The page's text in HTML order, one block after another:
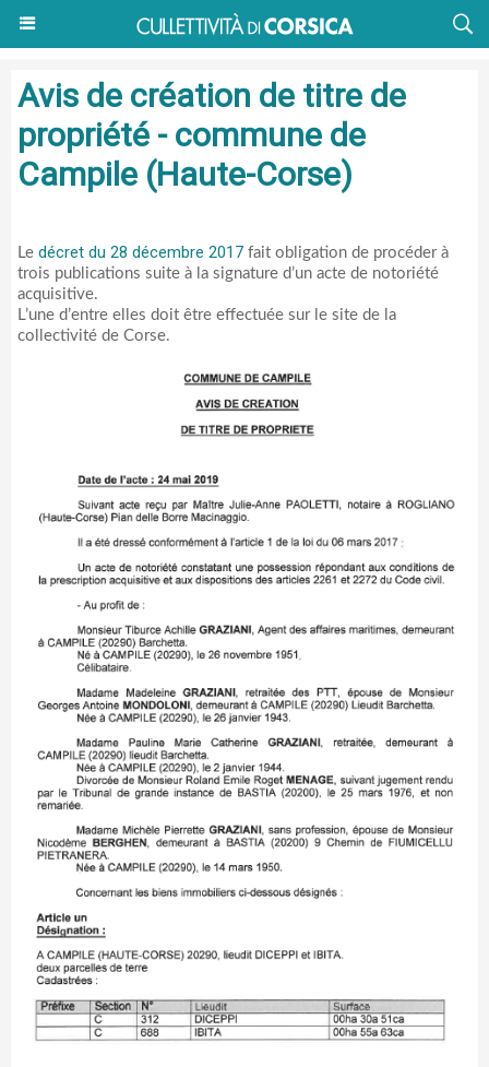
Avis de création de titre de
propriété - commune de
Campile (Haute-Corse)
Le décret du 28 décembre 2017 fait obligation de procéder à
trois publications suite à la signature d’un acte de notoriété
acquisitive.
L’une d’entre elles doit être effectuée sur le site de la
collectivité de Corse.